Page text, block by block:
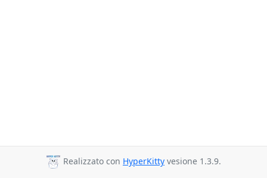
Realizzato con HyperKitty vesione 1.3.9.